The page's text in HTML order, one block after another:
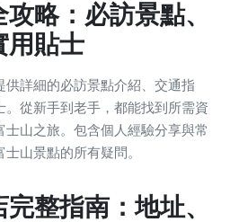
略：必訪景點、
用貼士
詳細的必訪景點介紹、交通指
從新手到老手，都能找到所需資
山之旅。包含個人經驗分享與常
山景點的所有疑問。
整指南：地址、